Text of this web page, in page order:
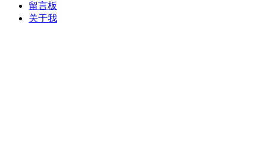
留言板
关于我